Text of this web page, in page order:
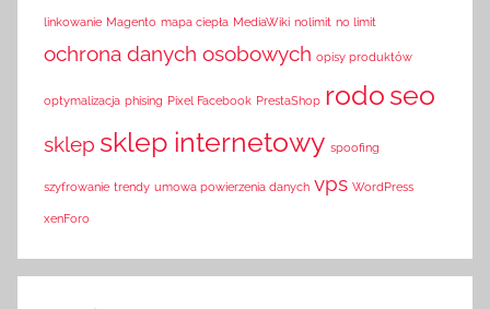
linkowanie Magento mapa ciepła MediaWiki nolimit no limit
ochrona danych osobowych opisy produktów
optymalizacja phising Pixel Facebook PrestaShop rodo seo
sklep sklep internetowy spoofing
szyfrowanie trendy umowa powierzenia danych vps WordPress
xenForo